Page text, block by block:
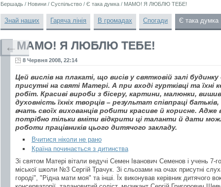
Бершадь / Новини / Суспільство / Є така думка / МАМО! Я ЛЮБЛЮ ТЕБЕ!
Знай наших Гаряча лінія В громадах Спогади Є така думка
МАМО! Я ЛЮБЛЮ ТЕБЕ!
8 Червня 2008, 22:14
Цей вислів на плакаті, що висів у святковій залі
присутні на святі Матері. А при вході гуртківці та їхні
робіт. Красиві вироби з бісеру, картини, малюнки,
духовність їхніх творців – результат співпраці батьків,
вчать своїх вихованців робити красиве й корисне. Адже
потрібно тільки вміти відкрити ці таланти й дати
роботи працівників цього дитячого закладу.
Вчитися ніколи не рано
Країна починається з дитинства
Зі святом Матері вітали ведучі Семен Іванович Семенов і учень 7-
міської школи №3 Сергій Трачук. Зі сльозами на очах присутні
городі", "Рідна мати моя" та інші. Їх виконував керівник дитячого
←